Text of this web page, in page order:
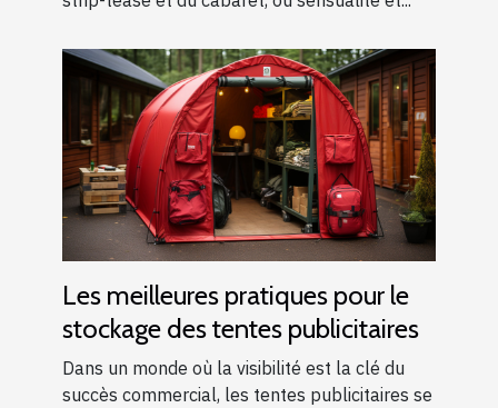
Les meilleures pratiques pour le
stockage des tentes publicitaires
Dans un monde où la visibilité est la clé du
succès commercial, les tentes publicitaires se